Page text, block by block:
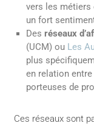
vers les
un fort
Desréseaux
(UCM) ou Les
plus
en relation
porteuses de
Ces réseaux sont